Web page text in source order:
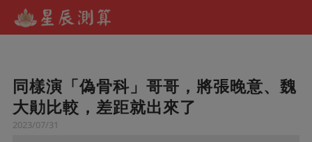
同樣演「偽骨科」哥哥，將張晚意、魏
大勛比較，差距就出來了
2023/07/31